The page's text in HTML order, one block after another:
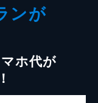
ンが
ホ代が